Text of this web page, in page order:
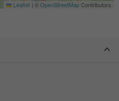
Leaflet | ©OpenStreetMapContributors